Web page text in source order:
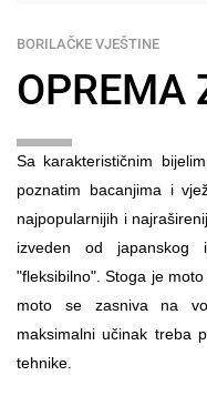
BORILAČKE VJEŠTINE
OPREMA
Sa karakterističnim
poznatim bacanjima i
najpopularnijih i
izveden od japanskog
"fleksibilno". Stoga je
moto se zasniva na
maksimalni učinak treba
tehnike.